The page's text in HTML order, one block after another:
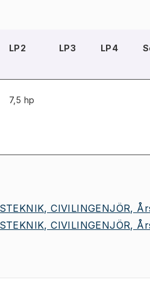
LP2 LP3 LP4
7,5 hp
CIVILINGENJÖR,
CIVILINGENJÖR,